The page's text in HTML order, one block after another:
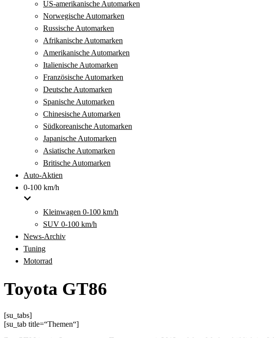
US-amerikanische Automarken
Norwegische Automarken
Russische Automarken
Afrikanische Automarken
Amerikanische Automarken
Italienische Automarken
Französische Automarken
Deutsche Automarken
Spanische Automarken
Chinesische Automarken
Südkoreanische Automarken
Japanische Automarken
Asiatische Automarken
Britische Automarken
Auto-Aktien
0-100 km/h
Kleinwagen 0-100 km/h
SUV 0-100 km/h
News-Archiv
Tuning
Motorrad
Toyota GT86
[su_tabs]
[su_tab title=“Themen“]